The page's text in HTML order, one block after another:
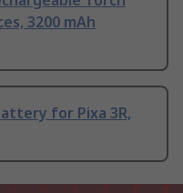
3200 mAh
for Pixa 3R,